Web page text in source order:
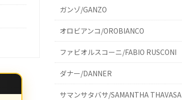
ガンゾ/GANZO
オロビアンコ/OROBIANCO
ファビオルスコーニ/FABIO RUSCONI
ダナー/DANNER
サマンサタバサ/SAMANTHA THAVASA